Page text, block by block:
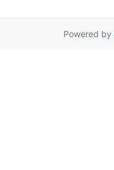
Powered by